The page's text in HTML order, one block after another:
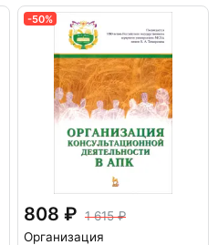
-50%
808
1 615
Организация